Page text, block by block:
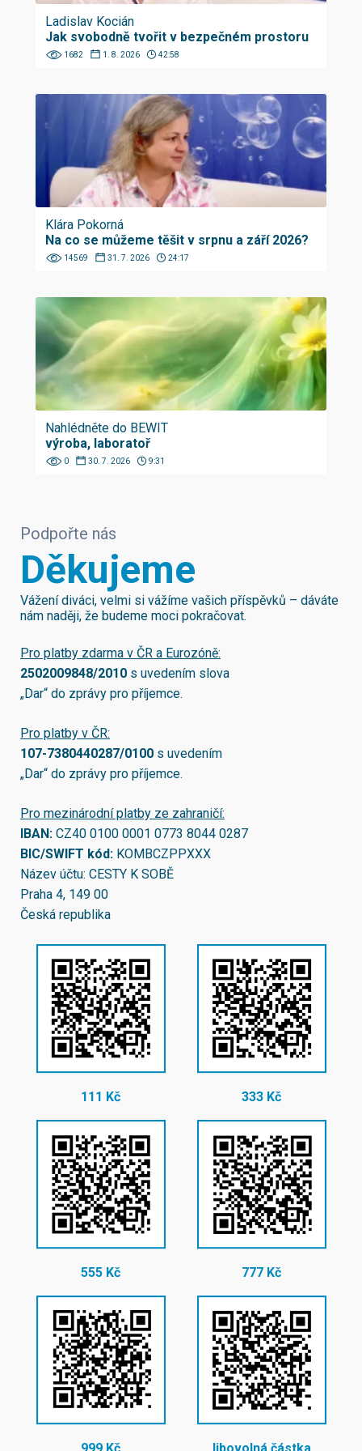
Ladislav Kocián
Jak svobodně tvořit v bezpečném prostoru
1682 1. 8. 2026 42:58
Klára Pokorná
Na co se můžeme těšit v srpnu a září 2026?
14569 31. 7. 2026 24:17
Nahlédněte do BEWIT
výroba, laboratoř
0 30. 7. 2026 9:31
Podpořte nás
Děkujeme
Vážení diváci, velmi si vážíme vašich příspěvků – dáváte
nám naději, že budeme moci pokračovat.
Pro platby zdarma v ČR a Eurozóně:
2502009848/2010 s uvedením slova
„Dar“ do zprávy pro příjemce.
Pro platby v ČR:
107-7380440287/0100 s uvedením
„Dar“ do zprávy pro příjemce.
Pro mezinárodní platby ze zahraničí:
IBAN: CZ40 0100 0001 0773 8044 0287
BIC/SWIFT kód: KOMBCZPPXXX
Název účtu: CESTY K SOBĚ
Praha 4, 149 00
Česká republika
111 Kč 333 Kč
555 Kč 777 Kč
999 Kč libovolná částka